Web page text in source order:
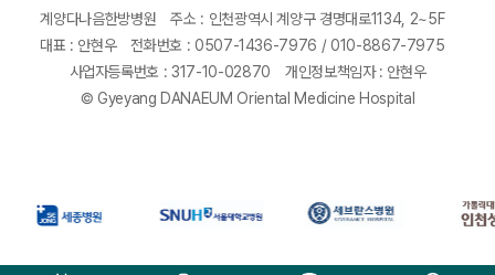
계양다나음한방병원
주소 : 인천광역시 계양구 경명대로1134, 2~5F
대표 : 안현우
전화번호 : 0507-1436-7976 / 010-8867-7975
사업자등록번호 : 317-10-02870
개인정보책임자 : 안현우
© Gyeyang DANAEUM Oriental Medicine Hospital